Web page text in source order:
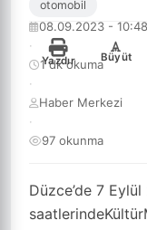
08.09.2023 - 10:48
otomobil